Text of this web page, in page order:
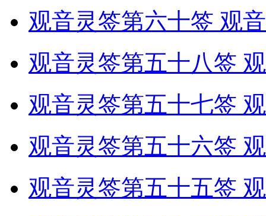
观音灵签第六十签 观
观音灵签第五十八签
观音灵签第五十七签
观音灵签第五十六签
观音灵签第五十五签